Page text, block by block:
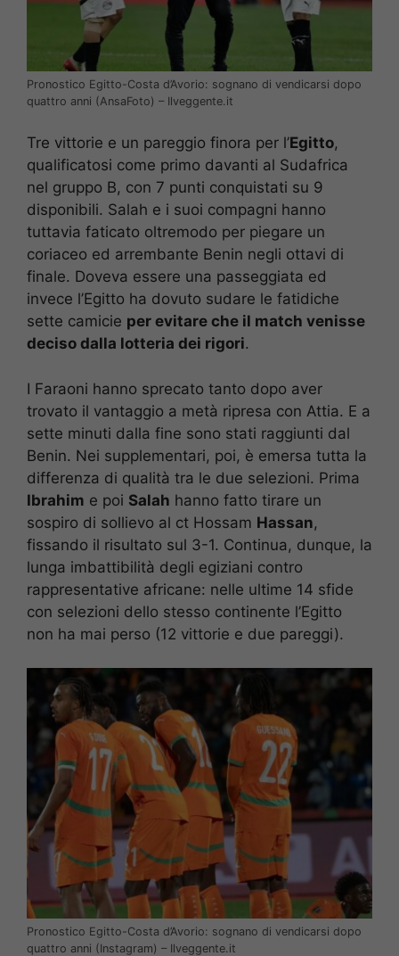
Pronostico Egitto-Costa d’Avorio: sognano di vendicarsi dopo
quattro anni (AnsaFoto) – Ilveggente.it
Tre vittorie e un pareggio finora per l’Egitto,
qualificatosi come primo davanti al Sudafrica
nel gruppo B, con 7 punti conquistati su 9
disponibili. Salah e i suoi compagni hanno
tuttavia faticato oltremodo per piegare un
coriaceo ed arrembante Benin negli ottavi di
finale. Doveva essere una passeggiata ed
invece l’Egitto ha dovuto sudare le fatidiche
sette camicie per evitare che il match venisse
deciso dalla lotteria dei rigori.
I Faraoni hanno sprecato tanto dopo aver
trovato il vantaggio a metà ripresa con Attia. E a
sette minuti dalla fine sono stati raggiunti dal
Benin. Nei supplementari, poi, è emersa tutta la
differenza di qualità tra le due selezioni. Prima
Ibrahim e poi Salah hanno fatto tirare un
sospiro di sollievo al ct Hossam Hassan,
fissando il risultato sul 3-1. Continua, dunque, la
lunga imbattibilità degli egiziani contro
rappresentative africane: nelle ultime 14 sfide
con selezioni dello stesso continente l’Egitto
non ha mai perso (12 vittorie e due pareggi).
Pronostico Egitto-Costa d’Avorio: sognano di vendicarsi dopo
quattro anni (Instagram) – Ilveggente.it